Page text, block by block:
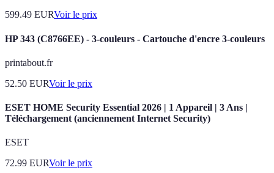
599.49 EURVoir le prix
HP 343 (C8766EE) - 3-couleurs - Cartouche d'encre 3-couleurs
printabout.fr
52.50 EURVoir le prix
ESET HOME Security Essential 2026 | 1 Appareil | 3 Ans |
Téléchargement (anciennement Internet Security)
ESET
72.99 EURVoir le prix